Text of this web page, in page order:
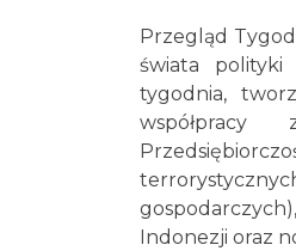
Przegląd
świata polityki
tygodnia,
współpracy
Indonezji oraz